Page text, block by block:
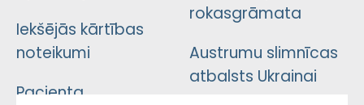
Iekšējās kārtības
noteikumi
Pacienta
rokasgrāmata
Austrumu slimnīcas
atbalsts Ukrainai